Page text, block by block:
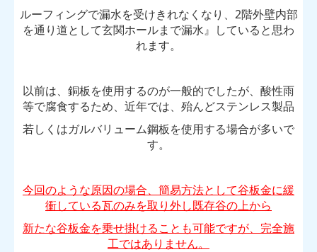
ルーフィングで漏水を受けきれなくなり、2階外壁内部
を通り道として玄関ホールまで漏水』していると思わ
れます。
以前は、銅板を使用するのが一般的でしたが、酸性雨
等で腐食するため、近年では、殆んどステンレス製品
若しくはガルバリューム鋼板を使用する場合が多いで
す。
今回のような原因の場合、簡易方法として谷板金に緩
衝している瓦のみを取り外し既存谷の上から
新たな谷板金を乗せ掛けることも可能ですが、完全施
工ではありません。